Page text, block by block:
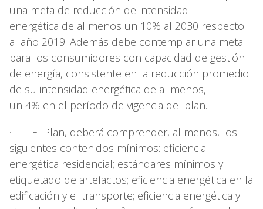
una meta de reducción de intensidad
energética de al menos un 10% al 2030 respecto
al año 2019. Además debe contemplar una meta
para los consumidores con capacidad de gestión
de energía, consistente en la reducción promedio
de su intensidad energética de al menos,
un 4% en el período de vigencia del plan.
· El Plan, deberá comprender, al menos, los
siguientes contenidos mínimos: eficiencia
energética residencial; estándares mínimos y
etiquetado de artefactos; eficiencia energética en la
edificación y el transporte; eficiencia energética y